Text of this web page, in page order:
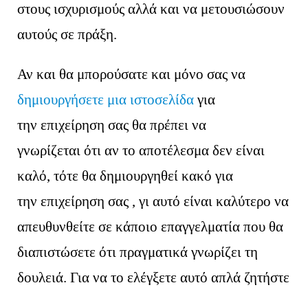
στους ισχυρισμούς αλλά και να μετουσιώσουν
αυτούς σε πράξη.
Αν και θα μπορούσατε και μόνο σας να
δημιουργήσετε μια ιστοσελίδαγια
την επιχείρηση σας θα πρέπει να
γνωρίζεται ότι αν το αποτέλεσμα δεν είναι
καλό, τότε θα δημιουργηθεί κακό για
την επιχείρηση σας , γι αυτό είναι καλύτερο να
απευθυνθείτε σε κάποιο επαγγελματία που θα
διαπιστώσετε ότι πραγματικά γνωρίζει τη
δουλειά. Για να το ελέγξετε αυτό απλά ζητήστε